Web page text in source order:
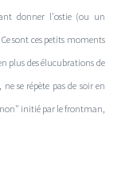
donner l'ostie (ou un
sont ces petits moments
plus des élucubrations de
se répète pas de soir en
initié par le frontman,